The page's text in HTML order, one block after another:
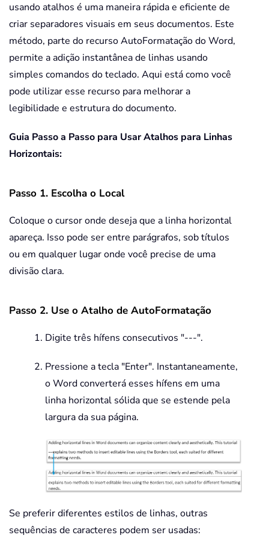
usando atalhos é uma maneira rápida e eficiente de
criar separadores visuais em seus documentos. Este
método, parte do recurso AutoFormatação do Word,
permite a adição instantânea de linhas usando
simples comandos do teclado. Aqui está como você
pode utilizar esse recurso para melhorar a
legibilidade e estrutura do documento.
Guia Passo a Passo para Usar Atalhos para Linhas
Horizontais:
Passo 1. Escolha o Local
Coloque o cursor onde deseja que a linha horizontal
apareça. Isso pode ser entre parágrafos, sob títulos
ou em qualquer lugar onde você precise de uma
divisão clara.
Passo 2. Use o Atalho de AutoFormatação
Digite três hífens consecutivos "---".
Pressione a tecla "Enter". Instantaneamente,
o Word converterá esses hífens em uma
linha horizontal sólida que se estende pela
largura da sua página.
Se preferir diferentes estilos de linhas, outras
sequências de caracteres podem ser usadas: